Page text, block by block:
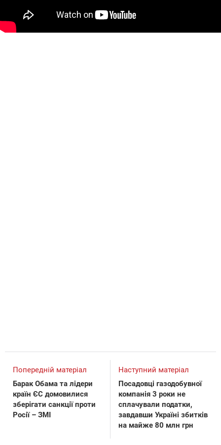
Попередній матеріал
Барак Обама та лідери
країн ЄС домовилися
зберігати санкції проти
Росії – ЗМІ
Наступний матеріал
Посадовці газодобувної
компанія 3 роки не
сплачували податки,
завдавши Україні збитків
на майже 80 млн грн